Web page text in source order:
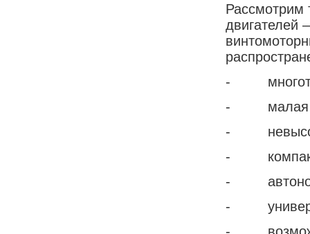
Рассмотрим
двигателей
-
- малая
-
-
-
-